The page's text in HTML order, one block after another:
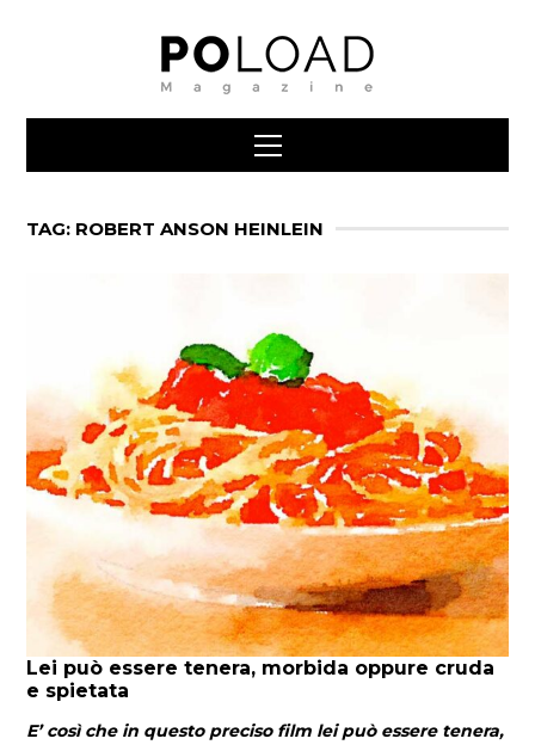
TAG: ROBERT ANSON HEINLEIN
Lei può essere tenera, morbida oppure cruda
e spietata
E’ così che in questo preciso film lei può essere tenera,